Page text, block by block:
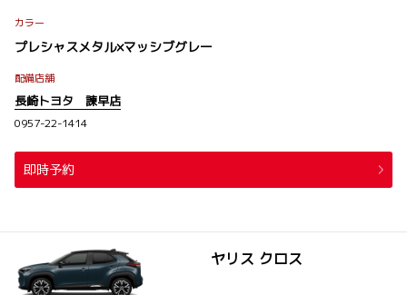
カラー
プレシャスメタル×マッシブグレー
配備店舗
長崎トヨタ 諫早店
0957-22-1414
即時予約
ヤリス クロス